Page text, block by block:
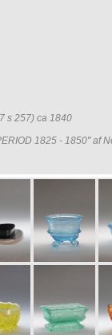
s 257) ca 1840
1825 - 1850" af